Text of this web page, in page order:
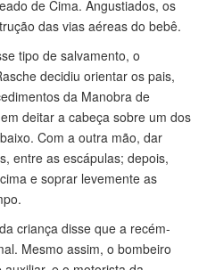
de Cima. Angustiados, os
das vias aéreas do bebê.
tipo de salvamento, o
decidiu orientar os pais,
da Manobra de
deitar a cabeça sobre um dos
Com a outra mão, dar
entre as escápulas; depois,
e soprar levemente as
criança disse que a recém-
Mesmo assim, o bombeiro